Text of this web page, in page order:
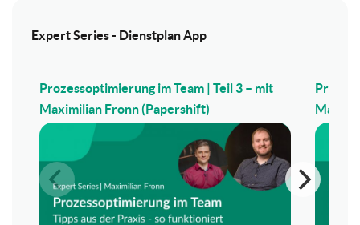
Expert Series - Dienstplan App
Prozessoptimierung im Team | Teil 3 – mit
Maximilian Fronn (Papershift)